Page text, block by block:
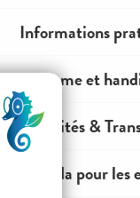
Informations
Tourisme et
Mobilités &
Agenda pour